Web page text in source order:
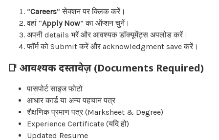
“Careers” सेक्शन पर क्लिक करें।
वहां “Apply Now” का ऑप्शन चुनें।
अपनी details भरें और आवश्यक डॉक्यूमेंट्स अपलोड करें।
फॉर्म को Submit करें और acknowledgment save करें।
📑 आवश्यक दस्तावेज़ (Documents Required)
पासपोर्ट साइज फोटो
आधार कार्ड या अन्य पहचान पत्र
शैक्षणिक प्रमाण पत्र (Marksheet & Degree)
Experience Certificate (यदि हो)
Updated Resume